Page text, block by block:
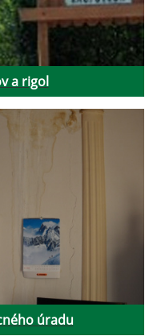
a rigol
úradu